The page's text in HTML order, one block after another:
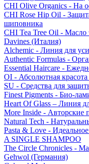
CHI Olive Organics - На
CHI Rose Hip Oil -
шиповника
CHI Tea Tree Oil - Масло
Davines (Италия)
Alchemic - Линия для
Authentic Formulas -
Essential Haircare -
OI - Абсолютная красота
SU - Средства для
Finest Pigments - Био-
Heart Of Glass – Линия
More Inside - Авторские
Natural Tech -
Pasta & Love -
A SINGLE SHAMPOO
The Circle Chronicles -
Gehwol (Германия)